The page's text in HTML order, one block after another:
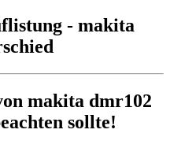
- makita
makita dmr102
sollte!